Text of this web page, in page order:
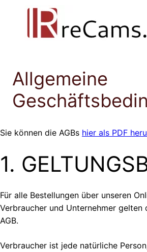
Allgemeine
Sie können die AGBs hier als PDF
1.
Für alle Bestellungen über unseren
Verbraucher und Unternehmer gelten
AGB.
Verbraucher ist jede natürliche